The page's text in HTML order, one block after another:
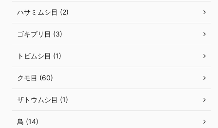
ハサミムシ目 (2)
ゴキブリ目 (3)
トビムシ目 (1)
クモ目 (60)
ザトウムシ目 (1)
鳥 (14)